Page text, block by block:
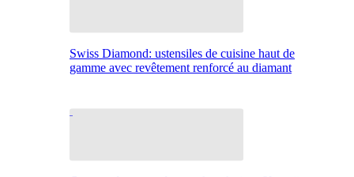
Swiss Diamond: ustensiles de cuisine haut de
gamme avec revêtement renforcé au diamant